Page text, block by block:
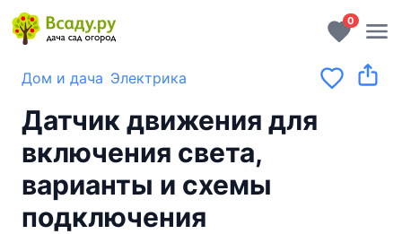
0
Дом и дача Электрика
Датчик движения для
включения света,
варианты и схемы
подключения